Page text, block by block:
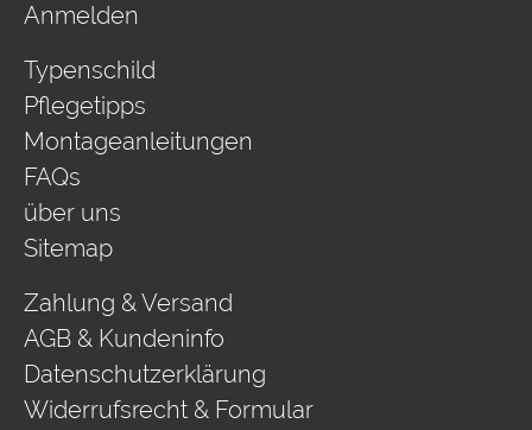
Anmelden
Typenschild
Pflegetipps
Montageanleitungen
FAQs
über uns
Sitemap
Zahlung & Versand
AGB & Kundeninfo
Datenschutzerklärung
Widerrufsrecht & Formular